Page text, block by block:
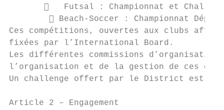
   Futsal : Championnat et
 Beach-Soccer : Championnat
Ces compétitions, ouvertes aux clubs
fixées par l’International Board.
Les différentes commissions
l’organisation et de la gestion de ces
Un challenge offert par le District est
Article 2 – Engagement